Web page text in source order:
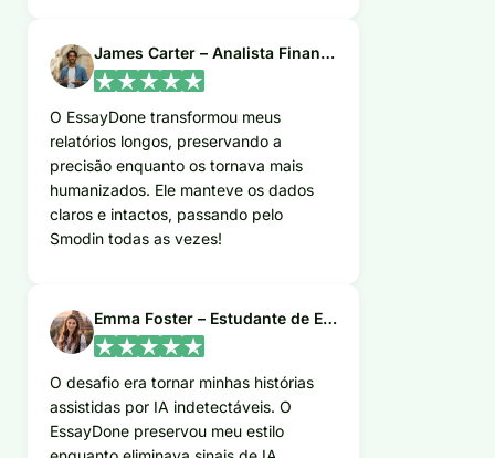
James Carter – Analista Financeiro
O EssayDone transformou meus
relatórios longos, preservando a
precisão enquanto os tornava mais
humanizados. Ele manteve os dados
claros e intactos, passando pelo
Smodin todas as vezes!
Emma Foster – Estudante de Escrita Criativa
O desafio era tornar minhas histórias
assistidas por IA indetectáveis. O
EssayDone preservou meu estilo